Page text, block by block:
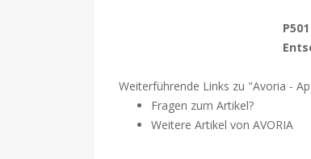
Weiterführende Links zu "Avoria -
Fragen zum Artikel?
Weitere Artikel von AVORIA